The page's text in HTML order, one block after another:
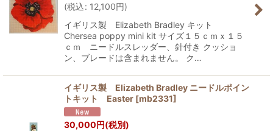
(税込: 12,100円)
イギリス製 Elizabeth Bradley キット
Chersea poppy mini kit サイズ１５ｃｍｘ１５
ｃｍ ニードルスレッダー、針付き クッショ
ン、ブレードは含まれません。 ク…
イギリス製 Elizabeth Bradley ニードルポイン
トキット Easter [mb2331]
30,000円(税別)